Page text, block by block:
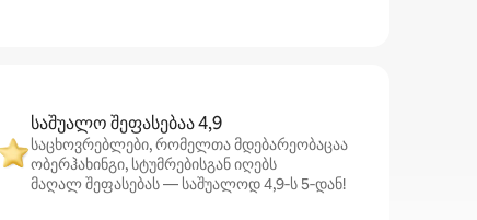
საშუალო შეფასებაა 4,9
საცხოვრებლები, რომელთა მდებარეობაცაა
ობერჰახინგი, სტუმრებისგან იღებს
მაღალ შეფასებას — საშუალოდ 4,9‑ს 5‑დან!